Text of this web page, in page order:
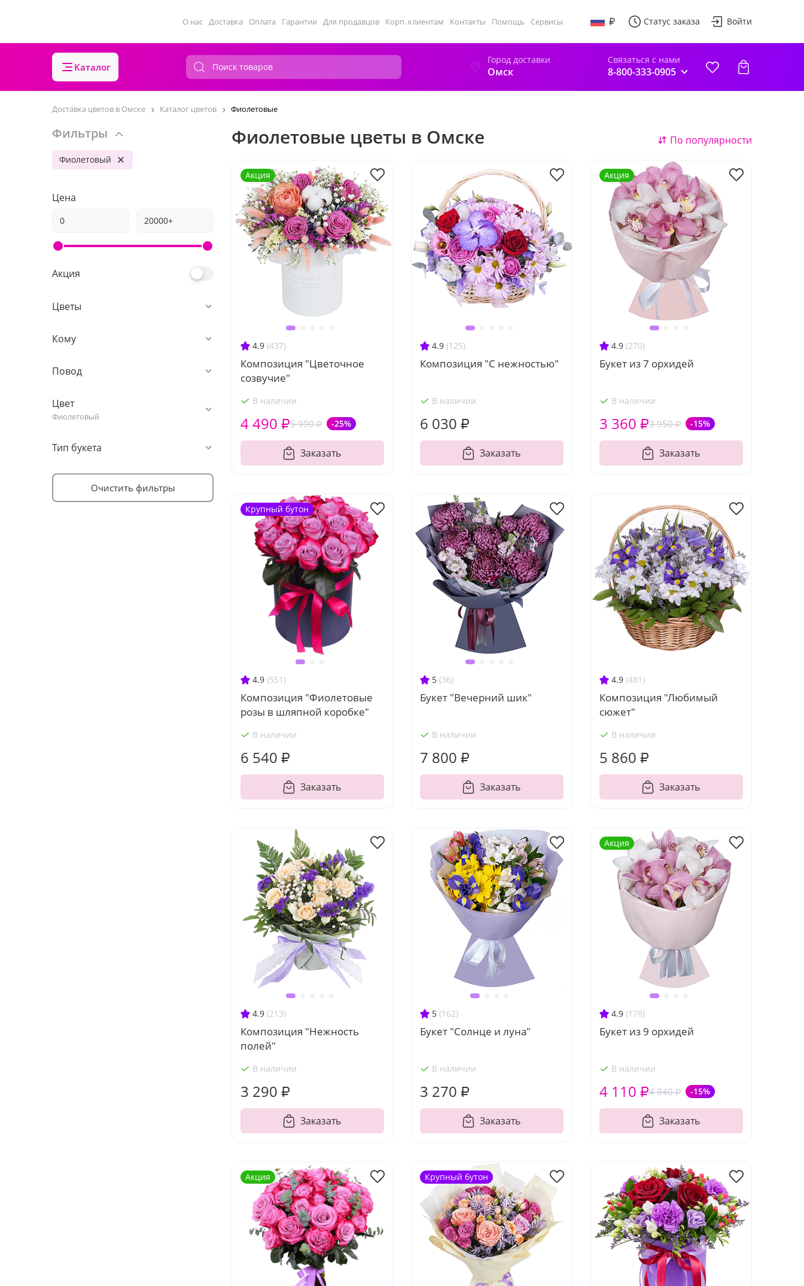
О нас Доставка Оплата Гарантии Для продавцов Корп. клиентам Контакты Помощь Сервисы Статус заказа Войти
Каталог
Город доставки
Омск
Связаться с нами
8-800-333-0905
Доставка цветов в Омске Каталог цветов Фиолетовые
Фильтры
Фиолетовый
Цена
Акция
Цветы
Кому
Повод
Цвет
Фиолетовый
Тип букета
Очистить фильтры
Фиолетовые цветы в Омске По популярности
4.9 (437)
Композиция "Цветочное
созвучие"
В наличии
5 990 ₽ -25%
4 490 ₽
Заказать
Акция
4.9 (125)
Композиция "С нежностью"
В наличии
6 030 ₽
Заказать
4.9 (270)
Букет из 7 орхидей
В наличии
3 950 ₽ -15%
3 360 ₽
Заказать
Акция
4.9 (551)
Композиция "Фиолетовые
розы в шляпной коробке"
В наличии
6 540 ₽
Заказать
Крупный бутон
5 (36)
Букет "Вечерний шик"
В наличии
7 800 ₽
Заказать
4.9 (481)
Композиция "Любимый
сюжет"
В наличии
5 860 ₽
Заказать
4.9 (213)
Композиция "Нежность
полей"
В наличии
3 290 ₽
Заказать
5 (162)
Букет "Солнце и луна"
В наличии
3 270 ₽
Заказать
4.9 (178)
Букет из 9 орхидей
В наличии
4 840 ₽ -15%
4 110 ₽
Заказать
Акция
Акция Крупный бутон